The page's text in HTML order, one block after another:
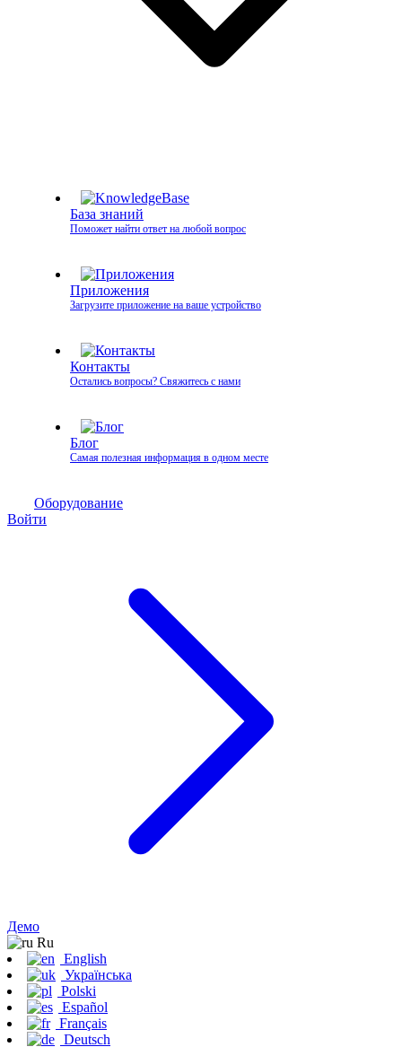
База знаний
Поможет найти ответ на любой вопрос
Приложения
Загрузите приложение на ваше устройство
Контакты
Остались вопросы? Свяжитесь с нами
Блог
Самая полезная информация в одном месте
Оборудование
Войти
Демо
Ru
English
Українська
Polski
Español
Français
Deutsch